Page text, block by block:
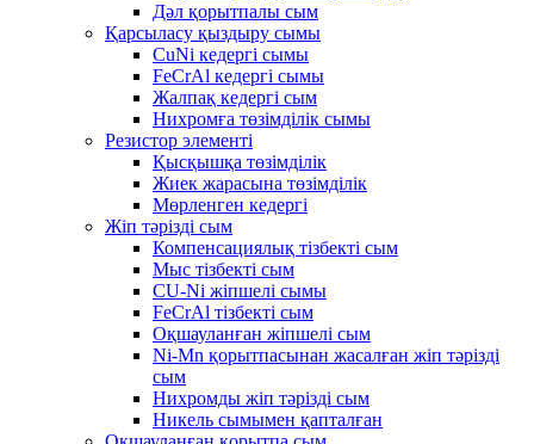
Дәл қорытпалы сым
Қарсыласу қыздыру сымы
CuNi кедергі сымы
FeCrAl кедергі сымы
Жалпақ кедергі сым
Нихромға төзімділік сымы
Резистор элементі
Қысқышқа төзімділік
Жиек жарасына төзімділік
Мөрленген кедергі
Жіп тәрізді сым
Компенсациялық тізбекті сым
Мыс тізбекті сым
CU-Ni жіпшелі сымы
FeCrAl тізбекті сым
Оқшауланған жіпшелі сым
Ni-Mn қорытпасынан жасалған жіп тәрізді
сым
Нихромды жіп тәрізді сым
Никель сымымен қапталған